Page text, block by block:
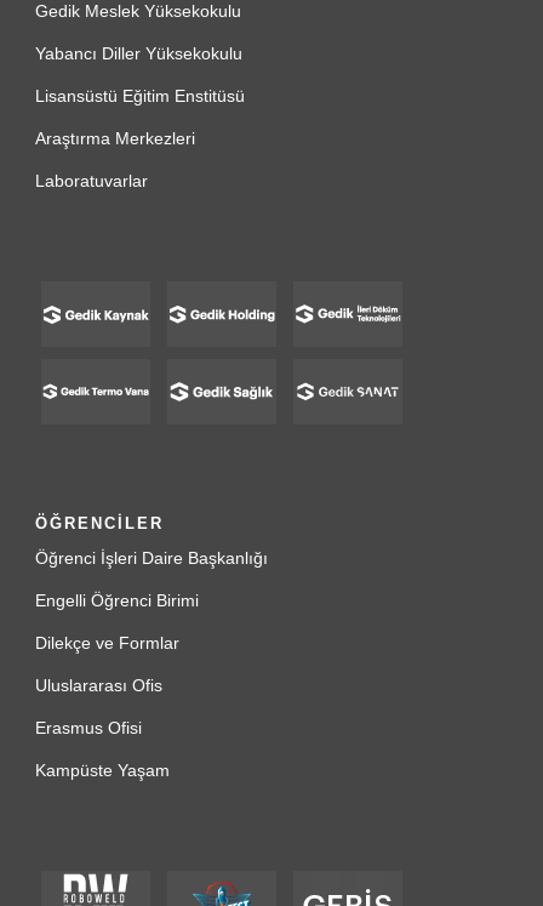
Gedik Meslek Yüksekokulu
Yabancı Diller Yüksekokulu
Lisansüstü Eğitim Enstitüsü
Araştırma Merkezleri
Laboratuvarlar
ÖĞRENCİLER
Öğrenci İşleri Daire Başkanlığı
Engelli Öğrenci Birimi
Dilekçe ve Formlar
Uluslararası Ofis
Erasmus Ofisi
Kampüste Yaşam